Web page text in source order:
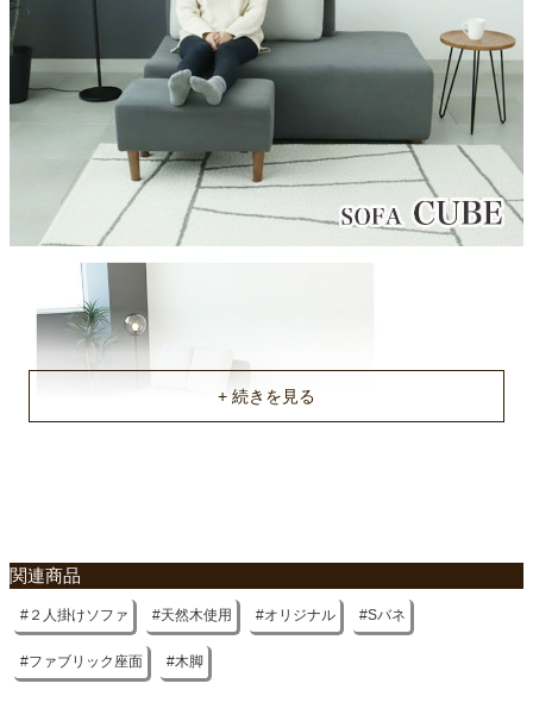
Sバネ/ウレタンフォーム
オットマンのサイズ
約64.5x37x37.5(cm)
梱包サイズ
約79x40x140(cm)
梱包重量
約36.5kg
商品重量
約32kg
中国
関連商品
２人掛けソファ 天然木使用 オリジナル Sバネ
ファブリック座面 木脚